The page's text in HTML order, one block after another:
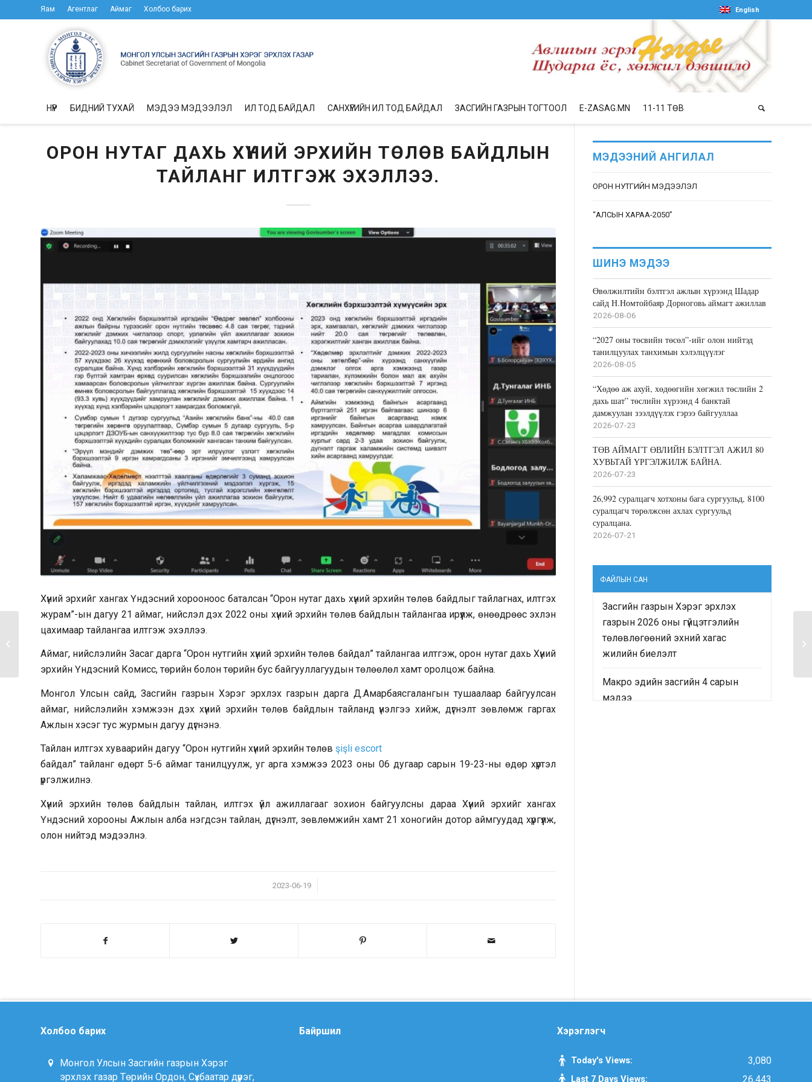
Яам Агентлаг Аймаг Холбоо барих English
НҮҮР БИДНИЙ ТУХАЙ МЭДЭЭ МЭДЭЭЛЭЛ ИЛ ТОД БАЙДАЛ САНХҮҮГИЙН ИЛ ТОД БАЙДАЛ ЗАСГИЙН ГАЗРЫН ТОГТООЛ E-ZASAG.MN 11-11 ТӨВ
ОРОН НУТАГ ДАХЬ ХҮНИЙ ЭРХИЙН ТӨЛӨВ БАЙДЛЫН
ТАЙЛАНГ ИЛТГЭЖ ЭХЭЛЛЭЭ.
Хүний эрхийг хангах Үндэсний хорооноос баталсан “Орон нутаг дахь хүний эрхийн төлөв байдлыг тайлагнах, илтгэх
журам”-ын дагуу 21 аймаг, нийслэл дэх 2022 оны хүний эрхийн төлөв байдлын тайлангаа ирүүлж, өнөөдрөөс эхлэн
цахимаар тайлангаа илтгэж эхэллээ.
Аймаг, нийслэлийн Засаг дарга “Орон нутгийн хүний эрхийн төлөв байдал” тайлангаа илтгэж, орон нутаг дахь Хүний
эрхийн Үндэсний Комисс, төрийн болон төрийн бус байгууллагуудын төлөөлөл хамт оролцож байна.
Монгол Улсын сайд, Засгийн газрын Хэрэг эрхлэх газрын дарга Д.Амарбаясгалангын тушаалаар байгуулсан
аймаг, нийслэлийн хэмжээн дэх хүний эрхийн төлөв байдлын тайланд үнэлгээ хийж, дүгнэлт зөвлөмж гаргах
Ажлын хэсэг тус журмын дагуу дүгнэнэ.
Тайлан илтгэх хуваарийн дагуу “Орон нутгийн хүний эрхийн төлөв şişli escort
байдал” тайланг өдөрт 5-6 аймаг танилцуулж, уг арга хэмжээ 2023 оны 06 дугаар сарын 19-23-ны өдөр хүртэл
үргэлжилнэ.
Хүний эрхийн төлөв байдлын тайлан, илтгэх үйл ажиллагааг зохион байгуулсны дараа Хүний эрхийг хангах
Үндэсний хорооны Ажлын алба нэгдсэн тайлан, дүгнэлт, зөвлөмжийн хамт 21 хоногийн дотор аймгуудад хүргүүлж,
олон нийтэд мэдээлнэ.
2023-06-19
/
МЭДЭЭНИЙ АНГИЛАЛ
ОРОН НУТГИЙН МЭДЭЭЛЭЛ
“АЛСЫН ХАРАА-2050”
ШИНЭ МЭДЭЭ
Өвөлжилтийн бэлтгэл ажлын хүрээнд Шадар
сайд Н.Номтойбаяр Дорноговь аймагт ажиллав
2026-08-06
“2027 оны төсвийн төсөл”-ийг олон нийтэд
танилцуулах танхимын хэлэлцүүлэг
2026-08-05
“Хөдөө аж ахуй, хөдөөгийн хөгжил төслийн 2
дахь шат” төслийн хүрээнд 4 банктай
дамжуулан зээлдүүлэх гэрээ байгууллаа
2026-07-23
ТӨВ АЙМАГТ ӨВЛИЙН БЭЛТГЭЛ АЖИЛ 80
ХУВЬТАЙ ҮРГЭЛЖИЛЖ БАЙНА.
2026-07-23
26,992 суралцагч хотхоны бага сургуульд, 8100
суралцагч төрөлжсөн ахлах сургуульд
суралцана.
2026-07-21
ФАЙЛЫН САН
Засгийн газрын Хэрэг эрхлэх
газрын 2026 оны гүйцэтгэлийн
төлөвлөгөөний эхний хагас
жилийн биелэлт
Макро эдийн засгийн 4 сарын
мэдээ
гүйцэтгэлийн төлөвлөгөөний
газрын 2025 оны гүйцэтгэлийн
төлөвлөгөөний биелэлтэд хяналт-
Холбоо барих
Монгол Улсын Засгийн газрын Хэрэг
эрхлэх газар Төрийн Ордон, Сүхбаатар дүүрэг,
Байршил Хэрэглэгч
Today's Views: 3,080
Last 7 Days Views: 26,443
Төрийн жинхэнэ албан хаагчийн
албан үүргийг...